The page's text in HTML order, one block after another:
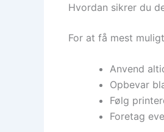
Hvordan sikrer du
For at få mest
Anvend
Opbevar
Følg
Foretag